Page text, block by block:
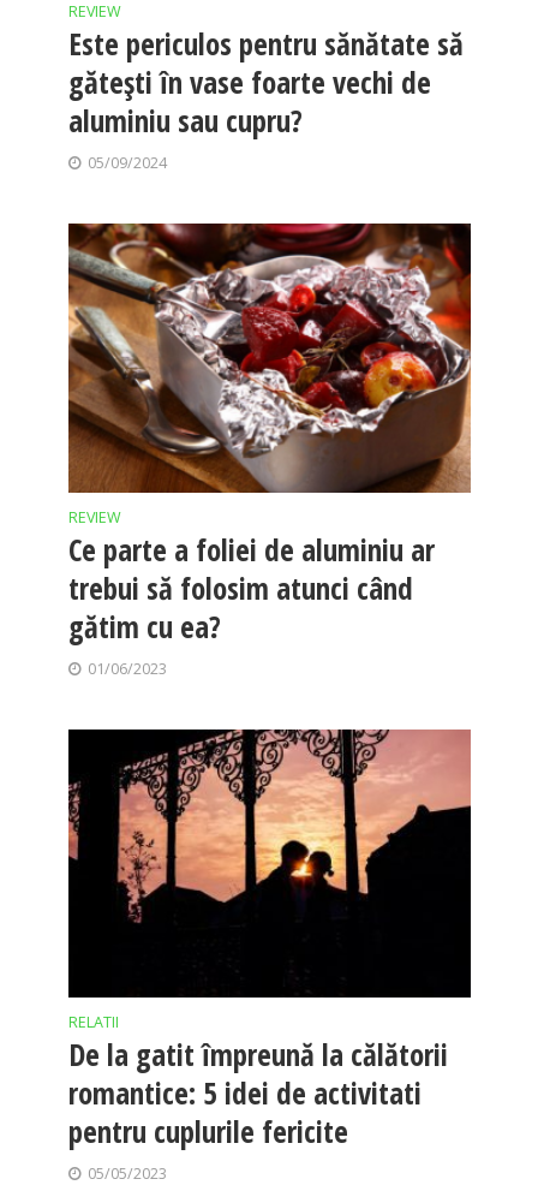
REVIEW
Este periculos pentru sănătate să
gătești în vase foarte vechi de
aluminiu sau cupru?
05/09/2024
REVIEW
Ce parte a foliei de aluminiu ar
trebui să folosim atunci când
gătim cu ea?
01/06/2023
RELATII
De la gatit împreună la călătorii
romantice: 5 idei de activitati
pentru cuplurile fericite
05/05/2023